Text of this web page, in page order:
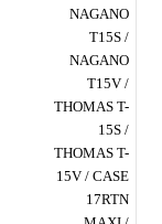
NAGANO
T15S /
NAGANO
T15V /
THOMAS T-
15S /
THOMAS T-
15V / CASE
17RTN